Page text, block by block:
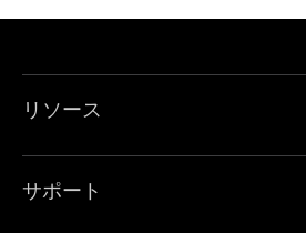
リソース
サポート